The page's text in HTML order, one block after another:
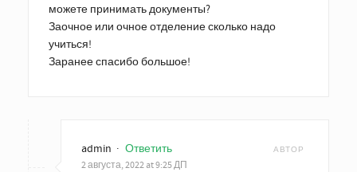
можете принимать документы?
Заочное или очное отделение сколько надо
учиться!
Заранее спасибо большое!
admin · Ответить АВТОР
2 августа, 2022 at 9:25 ДП